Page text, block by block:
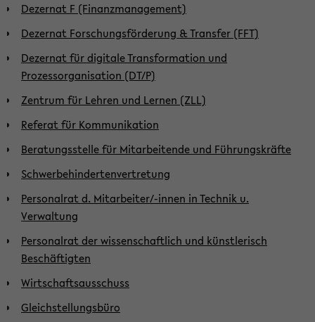
Dezernat F (Finanzmanagement)
Dezernat Forschungsförderung & Transfer (FFT)
Dezernat für digitale Transformation und
Prozessorganisation (DT/P)
Zentrum für Lehren und Lernen (ZLL)
Referat für Kommunikation
Beratungsstelle für Mitarbeitende und Führungskräfte
Schwerbehindertenvertretung
Personalrat d. Mitarbeiter/-innen in Technik u.
Verwaltung
Personalrat der wissenschaftlich und künstlerisch
Beschäftigten
Wirtschaftsausschuss
Gleichstellungsbüro